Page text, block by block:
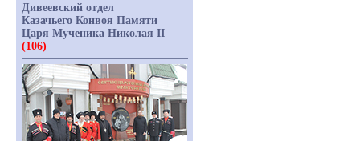
Дивеевский отдел
Казачьего Конвоя Памяти
Царя Мученика Николая II
(106)